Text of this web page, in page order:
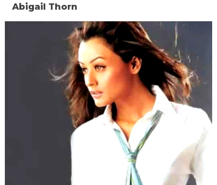
Abigail Thorn